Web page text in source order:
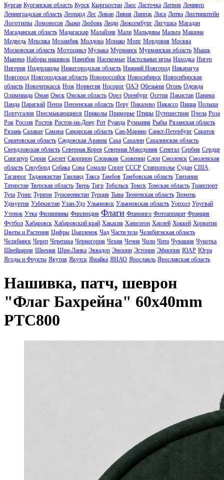
Курган Курганская область Курск Кыргызстан Лаос Ласточка Латвия Ленивец
Ленинградская область Леопард Лес Ливан Ливия Липецк Лиса Литва Лихтинштейн
Логотипы Ломоносов Лыжи Любовь Люди Люксембург Лягушка Магадан
Магаданская область Мадагаскар Малайзия Мали Мальдивы Мальта Машина
Медведь Мексика Мозамбик Молдова Монако Мопс Мордовия Москва
Московская область Мотоцикл Музыка Мурманск Мурманская область Мышь
Мьянма Наборы нашивок Намибия Насекомые Настольные игры Находка Нигер
Нигерия Нидерланды Нижегородская область Нижний Новгород Никарагуа
Новгород Новгородская область Новороссийск Новосибирск Новосибирская
область Новочеркасск Нож Норвегия Носорог ОАЭ Обезьяна Огонь Одежда
Олимпиада Оман Омск Омская область Орел Оренбург Осетия Пакистан Панама
Панда Парагвай Пенза Пензенская область Перу Пикалево Пикассо Пицца Польша
Португалия Пресмыкающиеся Приколы Приморье Птицы Путешествия Пчела Роза
Рок Россия Ростов Ростов-на-Дону Рот Руанда Румыния Рыбы Рязанская область
Рязань Салават Самара Самарская область Сан-Марино Санкт-Петербург Саратов
Саратовская область Саудовская Аравия Саха Сахалин Сахалинская область
Свердловская область Северная Корея Северная Македония Сенегал Сербия Сердце
Сингапур Сирия Скелет Скорпион Словакия Словении Слон Смоленск Смоленская
область Сноуборд Собака Сова Сомали Спорт СССР Ставрополье Судан США
Таганрог Таджикистан Таиланд Такса Тамбов Тамбовская область Танзания
Татарстан Тверская область Тверь Тигр Тобольск Томск Томская область Транспорт
Тула Тунис Туризм Туркменистан Турция Тыва Тюменская область Тюмень
Удмуртия Узбекистан Улан-Удэ Ульяновск Ульяновская область Уорхол Уругвай
Утенок Утка Филиппины Финляндия Флаги Фламинго Фотоаппарат Франция
Футбол Хабаровск Хабаровский край Хакасия Хамелеон Харлей Хоккей Хорватия
Цветы и Растения Цифры Цыпленок Чад Части тела Челябигнская область
Челябинск Череп Черепаха Черногория Чехия Чечня Чили Чита Чувашия Чукотка
Швейцария Швеция Шри-Ланка Эквадор Эмоции Эстония Эфиопия ЮАР Югра
Ягоды и Фрукты Якутия Якутск Ямайка ЯНАО Ярославль Ярославская область
Нашивка, патч, шеврон
"Флаг Бахрейна" 60x40mm
PTC800